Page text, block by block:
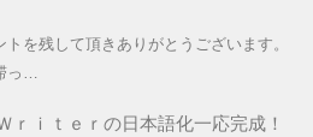
を残して頂きありがとうございます。
っ…
ｒｉｔｅｒの日本語化一応完成！